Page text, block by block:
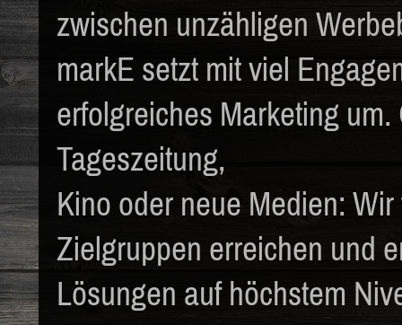
zwischen unzähligen
markE setzt mit viel
erfolgreiches Marketing
Tageszeitung,
Kino oder neue Medien:
Zielgruppen erreichen und
Lösungen auf höchstem